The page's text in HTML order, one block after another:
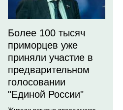
Более 100 тысяч
приморцев уже
приняли участие в
предварительном
голосовании
"Единой России"